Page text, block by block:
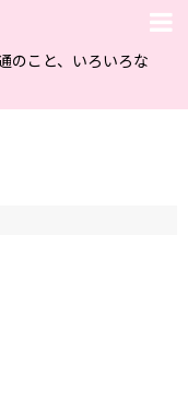
のこと、いろいろな